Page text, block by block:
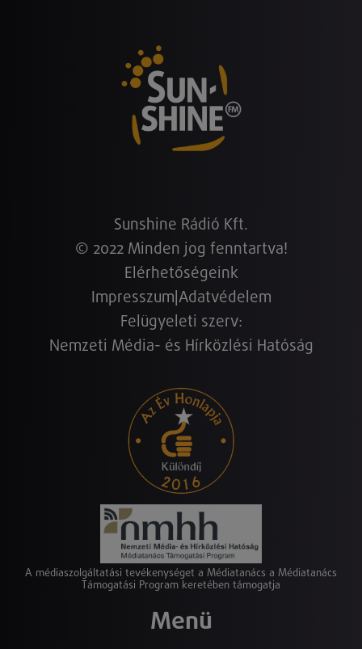
Sunshine Rádió Kft.
© 2022 Minden jog fenntartva!
Elérhetőségeink
Impresszum Adatvédelem
Felügyeleti szerv:
Nemzeti Média- és Hírközlési Hatóság
A médiaszolgáltatási tevékenységet a Médiatanács a Médiatanács
Támogatási Program keretében támogatja
Menü